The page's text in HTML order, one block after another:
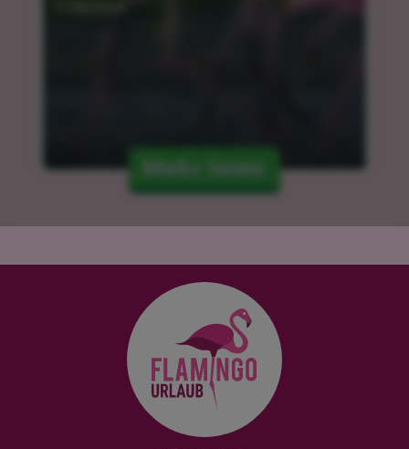
Mehr lesen